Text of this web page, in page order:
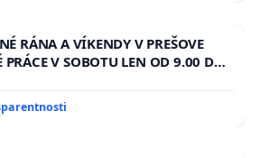
RÁNA A VÍKENDY V PREŠOVE
PRÁCE V SOBOTU LEN OD 9.00 DO
TÝŽDEŇ CIEĽ 8.00 – 18.00
KONTROLA STAVBY C-AREA NA